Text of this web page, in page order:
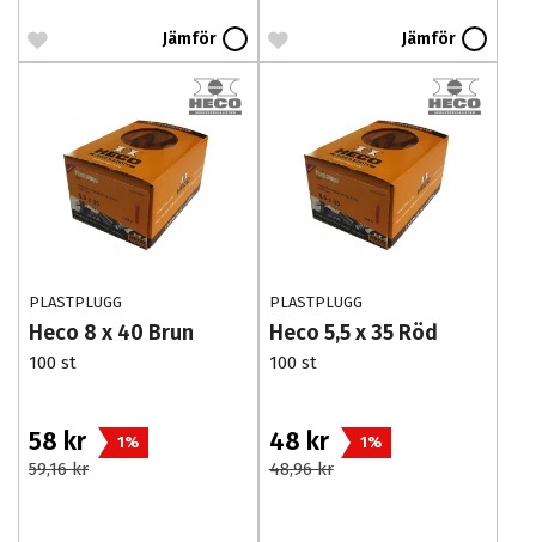
Jämför Jämför
PLASTPLUGG
Heco 8 x 40 Brun
100 st
58 kr 1%
59,16 kr
PLASTPLUGG
Heco 5,5 x 35 Röd
100 st
48 kr 1%
48,96 kr